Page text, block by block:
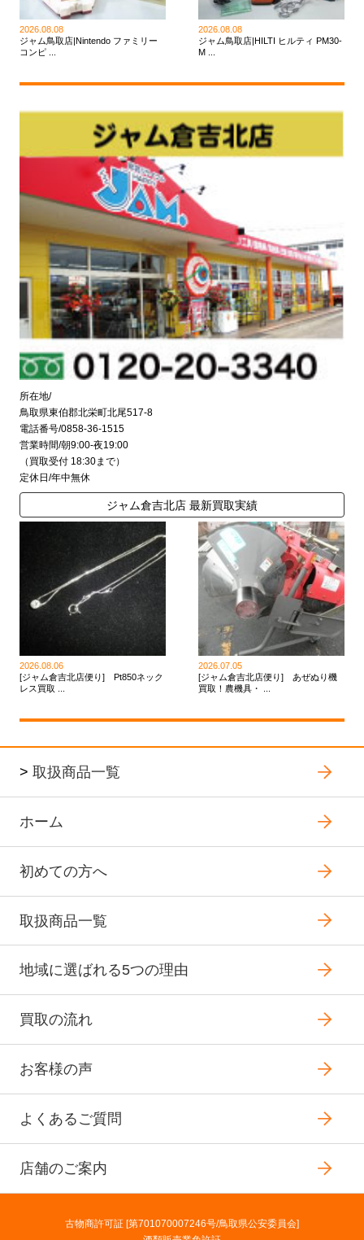
2026.08.08
ジャム鳥取店|Nintendo ファミリー
コンピ ...
2026.08.08
ジャム鳥取店|HILTI ヒルティ PM30-
M ...
所在地/
鳥取県東伯郡北栄町北尾517-8
電話番号/0858-36-1515
営業時間/朝9:00-夜19:00
（買取受付 18:30まで）
定休日/年中無休
ジャム倉吉北店 最新買取実績
2026.08.06
[ジャム倉吉北店便り] Pt850ネック
レス買取 ...
2026.07.05
[ジャム倉吉北店便り] あぜぬり機
買取！農機具・ ...
> 取扱商品一覧
ホーム
初めての方へ
取扱商品一覧
地域に選ばれる5つの理由
買取の流れ
お客様の声
よくあるご質問
店舗のご案内
古物商許可証 [第701070007246号/鳥取県公安委員会]